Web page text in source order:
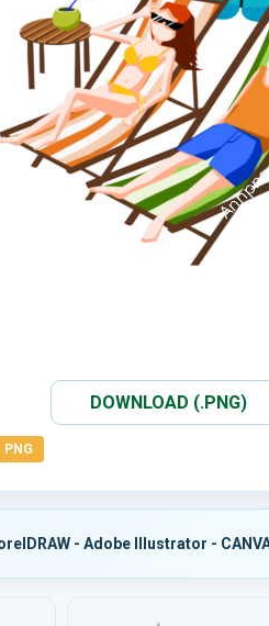
DOWNLOAD (.PNG)
PNG
- Adobe Illustrator -